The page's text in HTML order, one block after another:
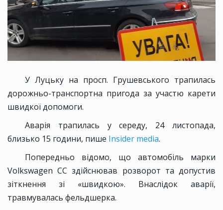
У Луцьку на просп. Грушевського трапилась
дорожньо-транспортна пригода за участю карети
швидкої допомоги.
Аварія трапилась у середу, 24 листопада,
близько 15 години, пише Insider media.
Попередньо відомо, що автомобіль марки
Volkswagen CC здійснював розворот та допустив
зіткнення зі «швидкою». Внаслідок аварії,
травмувалась фельдшерка.